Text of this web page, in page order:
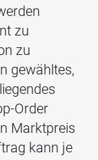
zu
zu
gewähltes,
Order
Marktpreis
kann je